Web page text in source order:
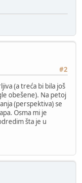
#2
(a treća bi bila još
obešene). Na petoj
(perspektiva) se
Osma mi je
šta je u